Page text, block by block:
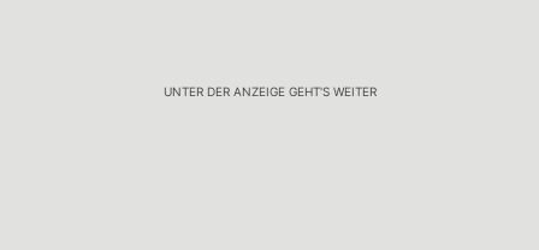
UNTER DER ANZEIGE GEHT'S WEITER